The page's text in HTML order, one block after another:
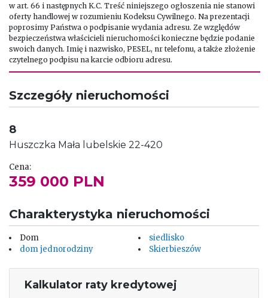
w art. 66 i następnych K.C. Treść niniejszego ogłoszenia nie stanowi
oferty handlowej w rozumieniu Kodeksu Cywilnego. Na prezentacji
poprosimy Państwa o podpisanie wydania adresu. Ze względów
bezpieczeństwa właścicieli nieruchomości konieczne będzie podanie
swoich danych. Imię i nazwisko, PESEL, nr telefonu, a także złożenie
czytelnego podpisu na karcie odbioru adresu.
Szczegóły nieruchomości
8
Huszczka Mała lubelskie 22-420
Cena:
359 000 PLN
Charakterystyka nieruchomości
Dom
dom jednorodziny
siedlisko
Skierbieszów
Kalkulator raty kredytowej